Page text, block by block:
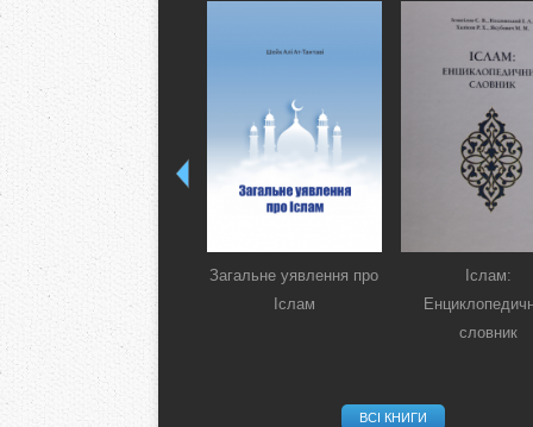
Загальне уявлення про
Іслам
Іслам:
словник
ВСІ КНИГИ